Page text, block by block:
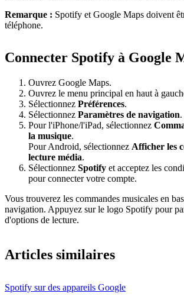
Remarque : Spotify et Google Maps doivent
téléphone.
Connecter Spotify à Google
Ouvrez Google Maps.
Ouvrez le menu principal en haut à
Sélectionnez Préférences.
Sélectionnez Paramètres de navigation.
Pour l'iPhone/l'iPad, sélectionnez
la musique.
Pour Android, sélectionnez Afficher les
lecture média.
Sélectionnez Spotify et acceptez les
pour connecter votre compte.
Vous trouverez les commandes musicales en
navigation. Appuyez sur le logo Spotify pour
d'options de lecture.
Articles similaires
Spotify sur des appareils Google